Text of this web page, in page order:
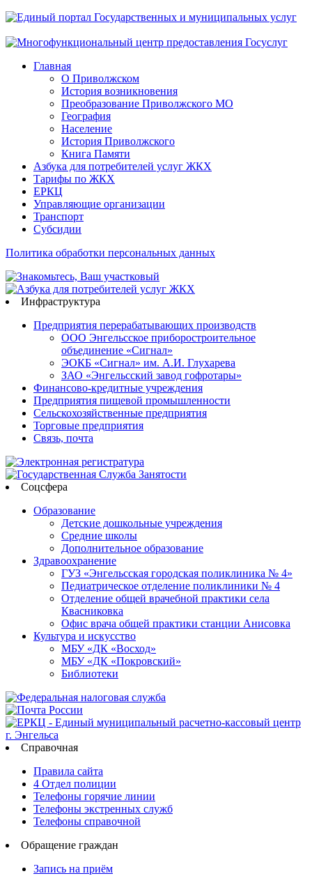
Главная
О Приволжском
История возникновения
Преобразование Приволжского МО
География
Население
История Приволжского
Книга Памяти
Азбука для потребителей услуг ЖКХ
Тарифы по ЖКХ
ЕРКЦ
Управляющие организации
Транспорт
Субсидии
Политика обработки персональных данных
Инфраструктура
Предприятия перерабатывающих производств
ООО Энгельсское приборостроительное
объединение «Сигнал»
ЭОКБ «Сигнал» им. А.И. Глухарева
ЗАО «Энгельсский завод гофротары»
Финансово-кредитные учреждения
Предприятия пищевой промышленности
Сельскохозяйственные предприятия
Торговые предприятия
Связь, почта
Соцсфера
Образование
Детские дошкольные учреждения
Средние школы
Дополнительное образование
Здравоохранение
ГУЗ «Энгельсская городская поликлиника № 4»
Педиатрическое отделение поликлиники № 4
Отделение общей врачебной практики села
Квасниковка
Офис врача общей практики станции Анисовка
Культура и искусство
МБУ «ДК «Восход»
МБУ «ДК «Покровский»
Библиотеки
Справочная
Правила сайта
4 Отдел полиции
Телефоны горячие линии
Телефоны экстренных служб
Телефоны справочной
Обращение граждан
Запись на приём